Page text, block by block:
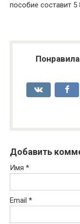
пособие составит 5
Добавить
Имя *
Email *